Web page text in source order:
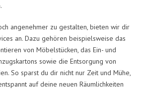
angenehmer zu gestalten, bieten wir dir
an. Dazu gehören beispielsweise das
von Möbelstücken, das Ein- und
sowie die Entsorgung von
So sparst du dir nicht nur Zeit und Mühe,
auf deine neuen Räumlichkeiten